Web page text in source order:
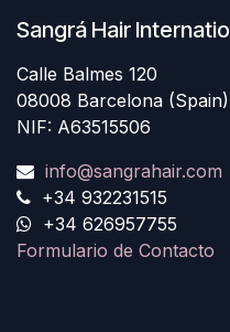
Sangrá Hair
Calle Balmes 120
08008 Barcelona (Spain)
NIF: A63515506
info@sangrahair.com
+34 932231515
+34 626957755
Formulario de Contacto